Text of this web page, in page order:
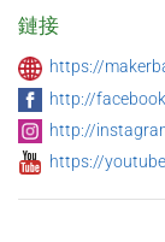
鏈接
https://
http://
http://
https://